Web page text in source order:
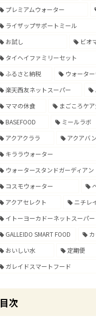
プレミアムウォーター
ライザップサポートミール
お試し
ビオ
タイヘイファミリーセット
ふるさと納税
ウォータ
楽天西友ネットスーパー
ママの休食
まごころケ
BASEFOOD
ミールラボ
アクアクララ
アクアバ
キララウォーター
ウォータースタンドガーディアン
コスモウォーター
アクアセレクト
ニチレ
イトーヨーカドーネットスーパー
GALLEIDO SMART FOOD
カ
おいしい水
定期便
ガレイドスマートフード
目次